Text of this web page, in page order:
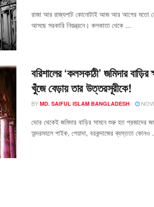
রাজা আর রাজ্যপাট কোনোটাই আজ আর আগের মতো
আসছে সরকারি নিয়ন্ত্রনে। কলকাতা থেকে ...
বরিশালের ‘কলসকাঠী’ জমিদার
খুঁজে বেড়ায় তার উত্তরসূরীকে!
BY MD. SAIFUL ISLAM BANGLADESH
ভোর থেকেই জমিদার বাড়ির সামনে শুরু হত প্রজাদের
অন্দরমহলে পাইক, পেয়াদা, বরকন্দাজের ব্যস্ততা কোনও